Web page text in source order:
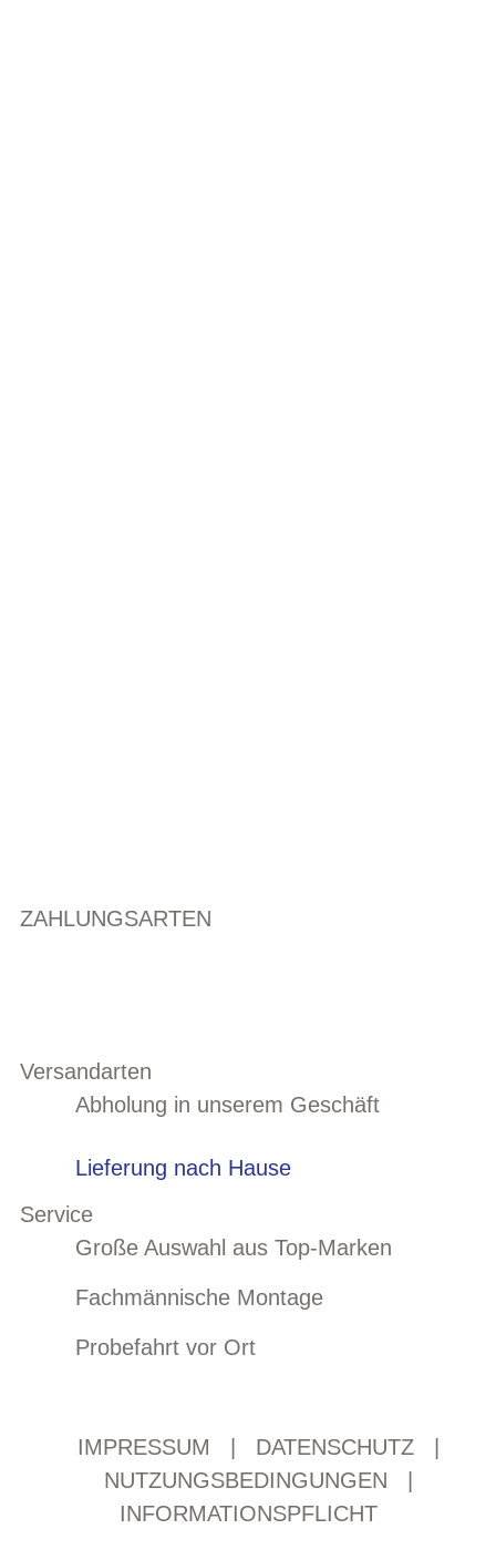
ZAHLUNGSARTEN
Versandarten
Abholung in unserem Geschäft
Lieferung nach Hause
Service
Große Auswahl aus Top-Marken
Fachmännische Montage
Probefahrt vor Ort
IMPRESSUM DATENSCHUTZ
NUTZUNGSBEDINGUNGEN
INFORMATIONSPFLICHT